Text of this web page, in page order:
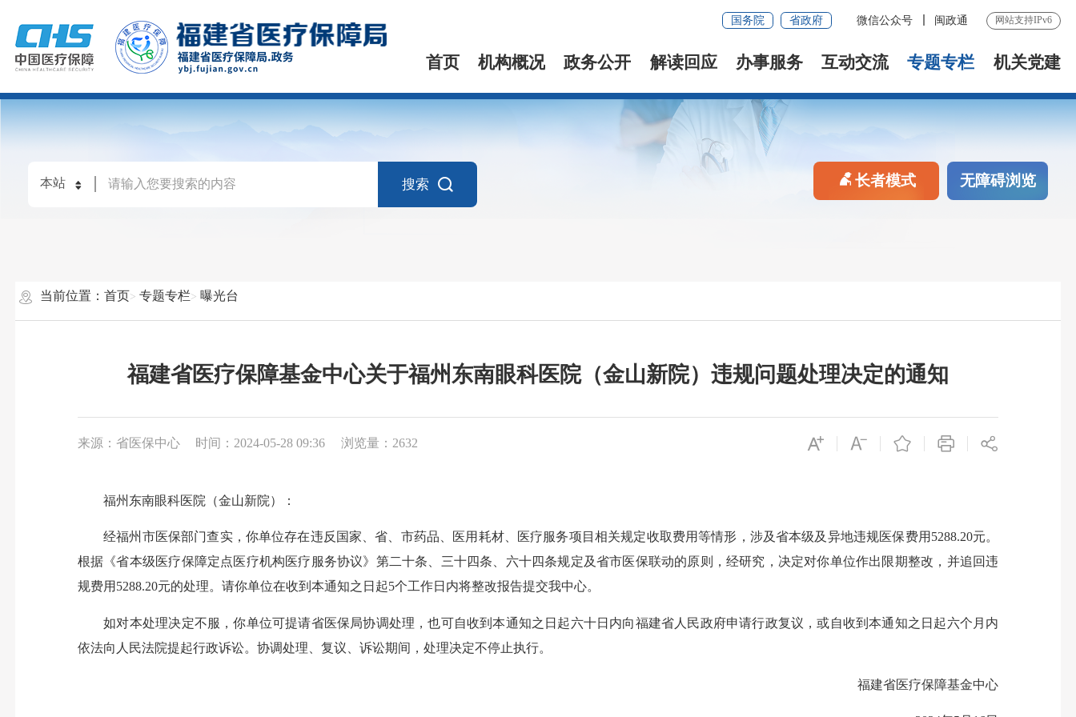
国务院 省政府 微信公众号 闽政通 网站支持IPv6
首页 机构概况 政务公开 解读回应 办事服务 互动交流 专题专栏 机关党建
搜索 长者模式 无障碍浏览
当前位置： 首页 专题专栏 曝光台
福建省医疗保障基金中心关于福州东南眼科医院（金山新院）违规问题处理决定的通知
来源：省医保中心 时间：2024-05-28 09:36 浏览量：2632
福州东南眼科医院（金山新院）：
经福州市医保部门查实，你单位存在违反国家、省、市药品、医用耗材、医疗服务项目相关规定收取费用等情形，涉及省本级及异地违规医保费用5288.20元。
根据《省本级医疗保障定点医疗机构医疗服务协议》第二十条、三十四条、六十四条规定及省市医保联动的原则，经研究，决定对你单位作出限期整改，并追回违
规费用5288.20元的处理。请你单位在收到本通知之日起5个工作日内将整改报告提交我中心。
如对本处理决定不服，你单位可提请省医保局协调处理，也可自收到本通知之日起六十日内向福建省人民政府申请行政复议，或自收到本通知之日起六个月内
依法向人民法院提起行政诉讼。协调处理、复议、诉讼期间，处理决定不停止执行。
福建省医疗保障基金中心